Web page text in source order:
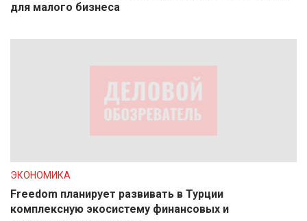
для малого бизнеса
ЭКОНОМИКА
Freedom планирует развивать в Турции
комплексную экосистему финансовых и